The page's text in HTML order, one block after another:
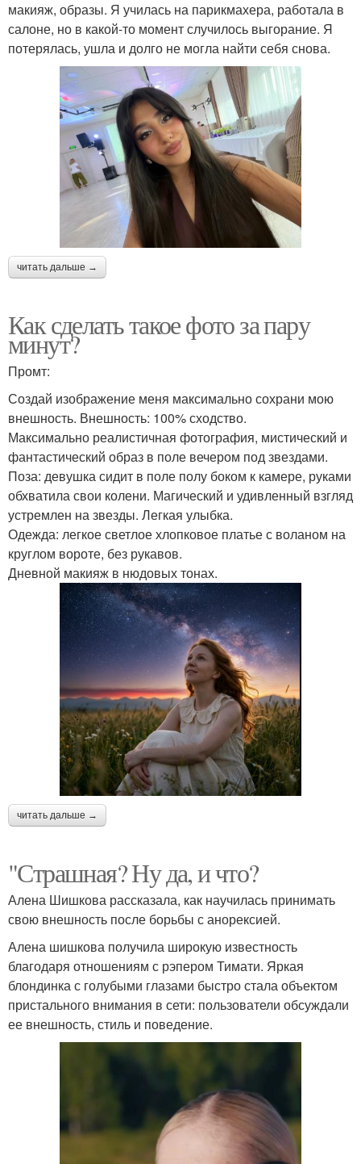
макияж, образы. Я училась на парикмахера, работала в
салоне, но в какой-то момент случилось выгорание. Я
потерялась, ушла и долго не могла найти себя снова.
читать дальше →
Как сделать такое фото за пару
минут?
Промт:
Создай изображение меня максимально сохрани мою
внешность. Внешность: 100% сходство.
Максимально реалистичная фотография, мистический и
фантастический образ в поле вечером под звездами.
Поза: девушка сидит в поле полу боком к камере, руками
обхватила свои колени. Магический и удивленный взгляд
устремлен на звезды. Легкая улыбка.
Одежда: легкое светлое хлопковое платье с воланом на
круглом вороте, без рукавов.
Дневной макияж в нюдовых тонах.
читать дальше →
"Страшная? Ну да, и что?
Алена Шишкова рассказала, как научилась принимать
свою внешность после борьбы с анорексией.
Алена шишкова получила широкую известность
благодаря отношениям с рэпером Тимати. Яркая
блондинка с голубыми глазами быстро стала объектом
пристального внимания в сети: пользователи обсуждали
ее внешность, стиль и поведение.